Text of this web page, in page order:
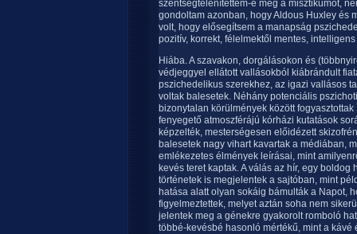
szentségtelenítettem-e meg a misztikumot,
gondoltam azonban, hogy Aldous Huxley és
volt, hogy elősegítsem a manapság
pozitív, korrekt, félelmektől mentes,
Hiába. A szavakon, dorgálásokon és
védjeggyel ellátott vallásokból kiábrándult
pszichedelikus szerekhez, az igazi vallásos
voltak balesetek. Néhány potenciális
bizonytalan körülmények között
fenyegető atmoszférájú kórházi kutatások
képzelték, mesterségesen előidézett
balesetek nagy vihart kavartak a médiában,
emlékezetes élmények leírásai, mint
kevés teret kaptak. A válás az hír, egy
történetek is megjelentek a sajtóban, mint
hatása alatt olyan sokáig bámulták a Napot,
figyelmeztettek, melyet aztán soha nem
jelentek meg a génekre gyakorolt romboló
többé-kevésbé hasonló mértékű, mint a kávé